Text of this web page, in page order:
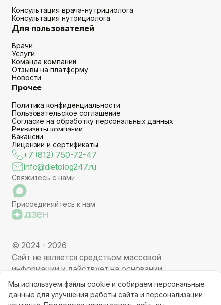
Консультация врача-нутрициолога
Консультация нутрициолога
Для пользователей
Врачи
Услуги
Команда компании
Отзывы на платформу
Новости
Прочее
Политика конфиденциальности
Пользовательское соглашение
Согласие на обработку персональных данных
Реквизиты компании
Вакансии
Лицензии и сертификаты
+7 (812) 750-72-47
info@dietolog247.ru
Свяжитесь с нами
Присоединяйтесь к нам
© 2024 - 2026
Сайт не является средством массовой
информации и действует на основании
партнерских услуг. Отправляя заявку вы даете
свое согласие на обработку персональных данных.
Мы используем файлы cookie и собираем персональные
данные для улучшения работы сайта и персонализации